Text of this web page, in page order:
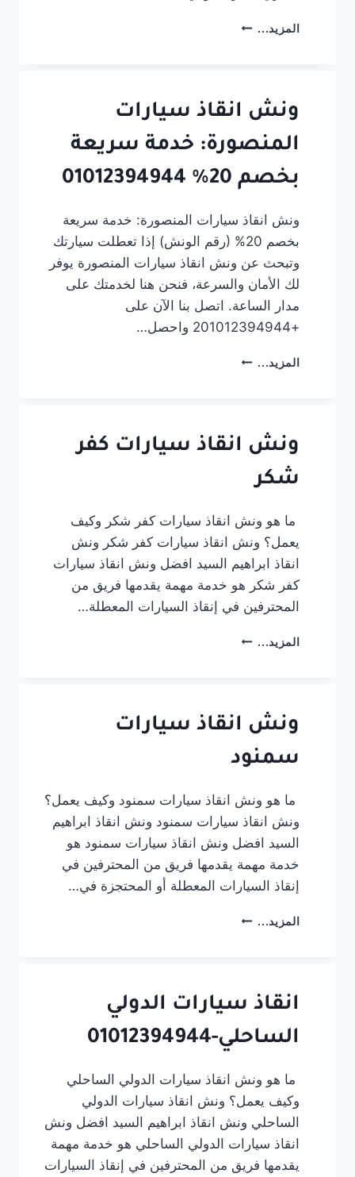
المزيد... ونش
ابراهيم
السيد
ونش انقاذ سيارات
المنصورة: خدمة سريعة
بخصم 20% 01012394944
ونش انقاذ سيارات المنصورة: خدمة سريعة
بخصم 20% (رقم الونش) إذا تعطلت سيارتك
وتبحث عن ونش انقاذ سيارات المنصورة يوفر
لك الأمان والسرعة، فنحن هنا لخدمتك على
مدار الساعة. اتصل بنا الآن على
+201012394944 واحصل…
المزيد... ونش
سريعة
بخصم
01012394944
ونش انقاذ سيارات كفر
شكر
ما هو ونش انقاذ سيارات كفر شكر وكيف
يعمل؟ ونش انقاذ سيارات كفر شكر ونش
انقاذ ابراهيم السيد افضل ونش انقاذ سيارات
كفر شكر هو خدمة مهمة يقدمها فريق من
المحترفين في إنقاذ السيارات المعطلة…
المزيد... ونش
ونش انقاذ سيارات
سمنود
ما هو ونش انقاذ سيارات سمنود وكيف يعمل؟
ونش انقاذ سيارات سمنود ونش انقاذ ابراهيم
السيد افضل ونش انقاذ سيارات سمنود هو
خدمة مهمة يقدمها فريق من المحترفين في
إنقاذ السيارات المعطلة أو المحتجزة في…
المزيد... ونش
انقاذ سيارات الدولي
الساحلي-01012394944
ما هو ونش انقاذ سيارات الدولي الساحلي
وكيف يعمل؟ ونش انقاذ سيارات الدولي
الساحلي ونش انقاذ ابراهيم السيد افضل ونش
انقاذ سيارات الدولي الساحلي هو خدمة مهمة
يقدمها فريق من المحترفين في إنقاذ السيارات